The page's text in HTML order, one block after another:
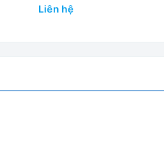
Liên hệ